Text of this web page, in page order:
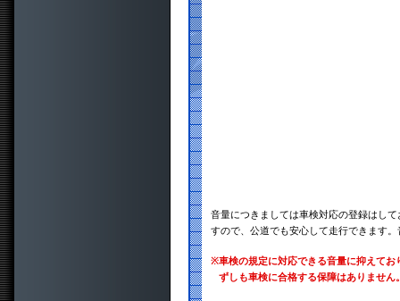
音量につきましては車検対応の登録はし
すので、公道でも安心して走行できます
※車検の規定に対応できる音量に抑えて
ずしも車検に合格する保障はありませ